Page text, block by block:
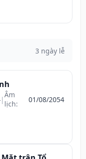
3 ngày lễ
|Âm
lịch:
01/08/2054